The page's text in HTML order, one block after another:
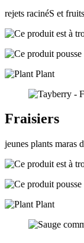
rejets racinéS et fruits
Plant
Fraisiers
jeunes plants maras
Plant